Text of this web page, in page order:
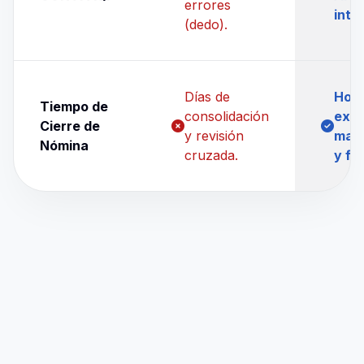
errores
(dedo).
Tiempo de
Cierre de
Nómina
Días de
consolidación
y revisión
cruzada.
y